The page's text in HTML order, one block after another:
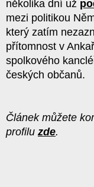
několika dní už
mezi politikou
který zatím
přítomnost v
spolkového
českých občanů.
Článek můžete
profilu zde.